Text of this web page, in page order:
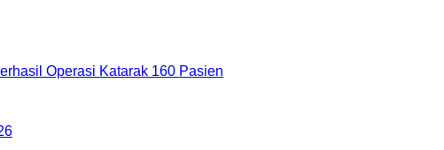
Operasi Katarak 160 Pasien